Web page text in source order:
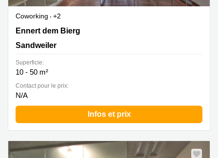
Coworking
+2
2b Ennert dem Bierg, Sandweiler
Ennert dem Bierg
Sandweiler
Superficie:
10 - 50 m²
Contact pour le prix:
N/A
Infos et prix